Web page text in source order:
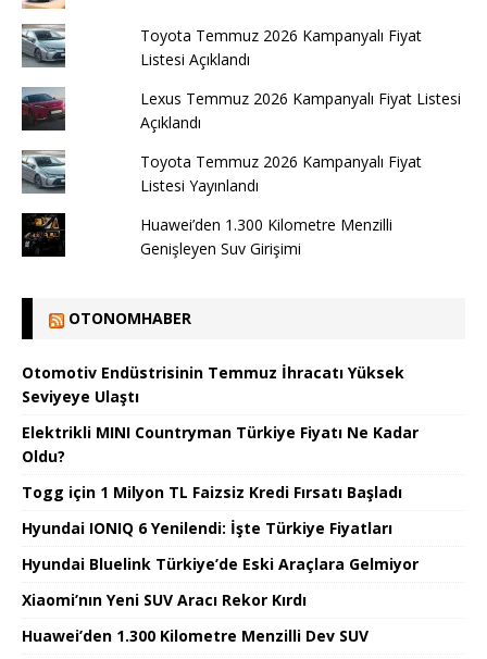
Toyota Temmuz 2026 Kampanyalı Fiyat
Listesi Açıklandı
Lexus Temmuz 2026 Kampanyalı Fiyat Listesi
Açıklandı
Toyota Temmuz 2026 Kampanyalı Fiyat
Listesi Yayınlandı
Huawei’den 1.300 Kilometre Menzilli
Genişleyen Suv Girişimi
OTONOMHABER
Otomotiv Endüstrisinin Temmuz İhracatı Yüksek
Seviyeye Ulaştı
Elektrikli MINI Countryman Türkiye Fiyatı Ne Kadar
Oldu?
Togg için 1 Milyon TL Faizsiz Kredi Fırsatı Başladı
Hyundai IONIQ 6 Yenilendi: İşte Türkiye Fiyatları
Hyundai Bluelink Türkiye’de Eski Araçlara Gelmiyor
Xiaomi’nın Yeni SUV Aracı Rekor Kırdı
Huawei’den 1.300 Kilometre Menzilli Dev SUV